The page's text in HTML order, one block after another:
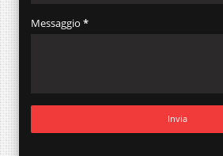
Messaggio *